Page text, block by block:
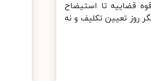
قضاییه تا استیضاح
روز تعیین تکلیف و نه